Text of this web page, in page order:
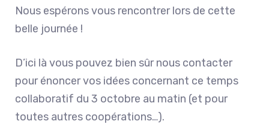
Nous espérons vous rencontrer lors de cette
belle journée !
D’ici là vous pouvez bien sûr nous contacter
pour énoncer vos idées concernant ce temps
collaboratif du 3 octobre au matin (et pour
toutes autres coopérations…).